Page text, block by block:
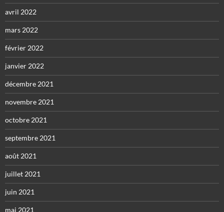
avril 2022
mars 2022
février 2022
janvier 2022
décembre 2021
novembre 2021
octobre 2021
septembre 2021
août 2021
juillet 2021
juin 2021
mai 2021